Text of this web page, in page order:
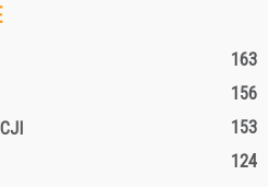
163
156
153
124